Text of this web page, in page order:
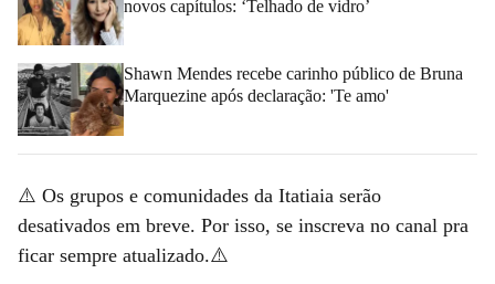
novos capítulos: ‘Telhado de vidro’
Shawn Mendes recebe carinho público de Bruna
Marquezine após declaração: 'Te amo'
⚠️ Os grupos e comunidades da Itatiaia serão
desativados em breve. Por isso, se inscreva no canal pra
ficar sempre atualizado.⚠️